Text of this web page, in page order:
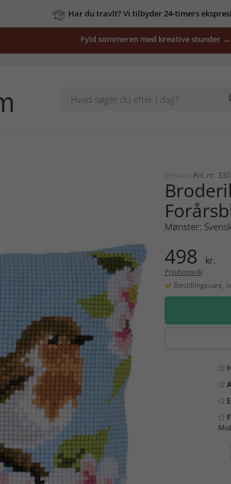
Har du travlt? Vi tilbyder 24-timers
Fyld sommeren med kreative stunder →
Vervaco Art. nr:
Mønster:
498 kr.
Prishistorik
Bestillingsvare,